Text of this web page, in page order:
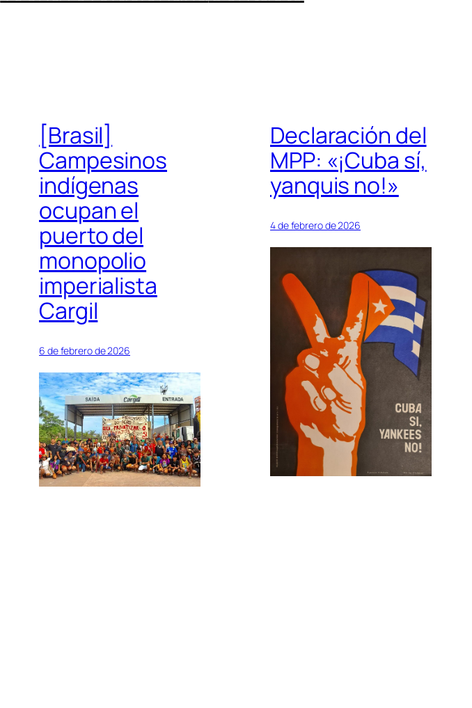
[Brasil]
Campesinos
indígenas
ocupan el
puerto del
monopolio
imperialista
Cargil
6 de febrero de 2026
Declaración del
MPP: «¡Cuba sí,
yanquis no!»
4 de febrero de 2026